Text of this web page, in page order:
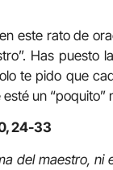
este rato de
Has puesto
te pido que
un
24-33
del maestro,